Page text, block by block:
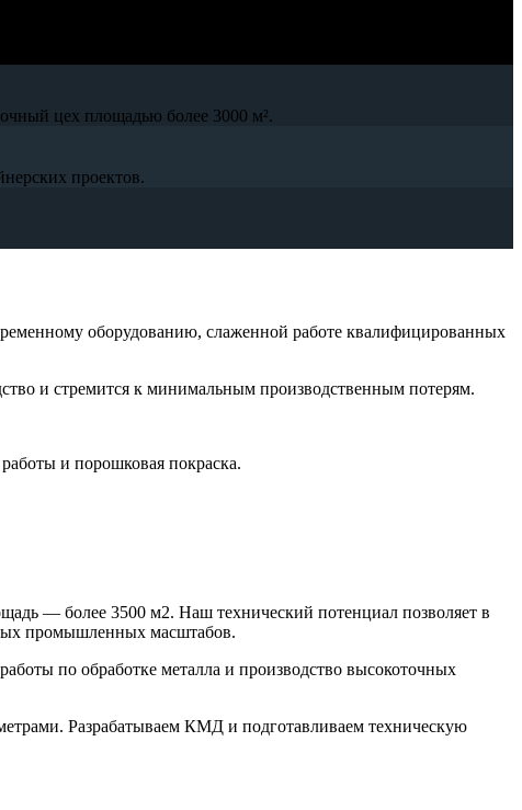
цех площадью более 3000 м².
проектов.
оборудованию, слаженной работе квалифицированных
и стремится к минимальным производственным потерям.
и порошковая покраска.
— более 3500 м2. Наш технический потенциал позволяет в
промышленных масштабов.
по обработке металла и производство высокоточных
Разрабатываем КМД и подготавливаем техническую